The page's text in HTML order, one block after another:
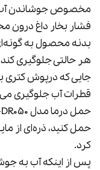
مخصوص جوشاندن آب
فشار بخار داغ درون
بدنه محصول به
هر حالتی جلوگیری
جایی که درپوش کتری
قطرات آب جلوگیری
حمل کنید، ذره‌ای از
کرد.
پس از اینکه آب به